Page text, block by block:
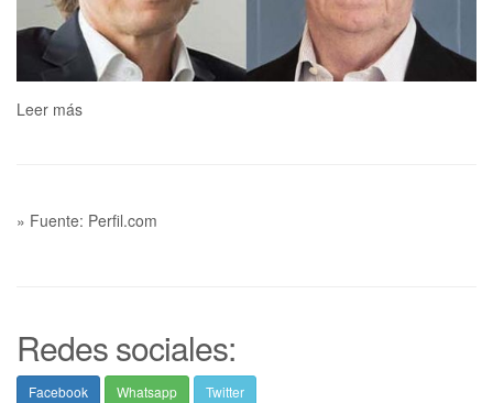
Leer más
» Fuente: Perfil.com
Redes sociales:
Facebook Whatsapp Twitter